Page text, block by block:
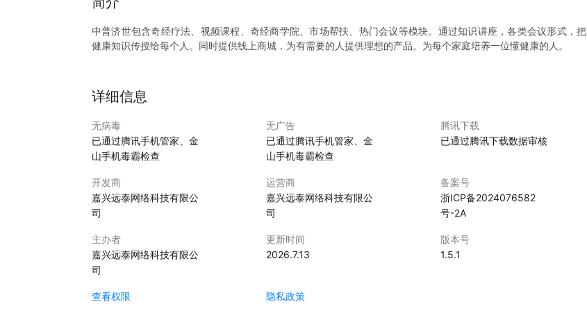
中普济世包含奇经疗法、视频课程、奇经商学院、市场帮扶、热门会议等模块。通过知识讲座，各类会议形式，把
健康知识传授给每个人。同时提供线上商城，为有需要的人提供理想的产品。为每个家庭培养一位懂健康的人。
详细信息
无病毒
已通过腾讯手机管家、金
山手机毒霸检查
无广告
已通过腾讯手机管家、金
山手机毒霸检查
腾讯下载
已通过腾讯下载数据审核
开发商
嘉兴远泰网络科技有限公
司
运营商
嘉兴远泰网络科技有限公
司
备案号
浙ICP备2024076582
号-2A
主办者
嘉兴远泰网络科技有限公
司
更新时间
2026.7.13
版本号
1.5.1
查看权限 隐私政策